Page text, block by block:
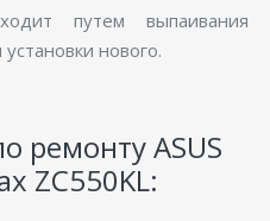
путем выпаивания
нового.
ремонту ASUS
ZC550KL: